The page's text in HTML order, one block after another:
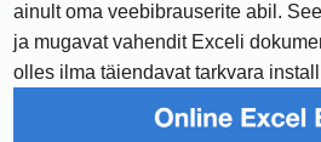
ainult oma veebibrauserite abil.
ja mugavat vahendit Exceli
olles ilma täiendavat tarkvara